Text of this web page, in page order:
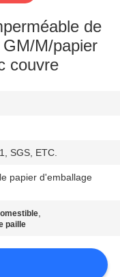
de
M/papier
couvre
SGS, ETC.
papier d'emballage
,
paille